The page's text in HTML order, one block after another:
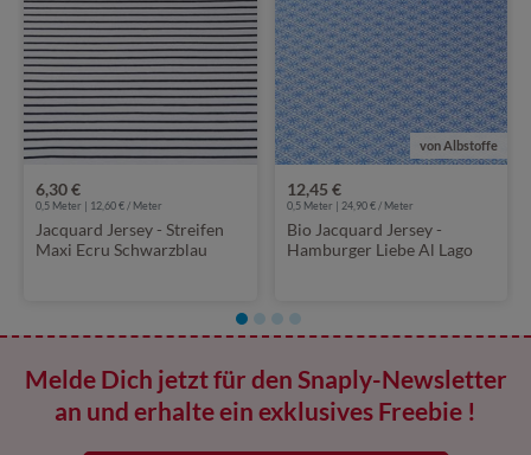
6,30 €
0,5 Meter | 12,60 € / Meter
Jacquard Jersey - Streifen
Maxi Ecru Schwarzblau
von Albstoffe
12,45 €
0,5 Meter | 24,90 € / Meter
Bio Jacquard Jersey -
Hamburger Liebe Al Lago
Melde Dich jetzt für den Snaply-Newsletter
an und erhalte ein exklusives Freebie !